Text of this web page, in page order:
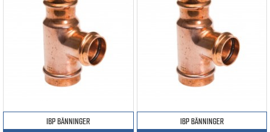
IBP BÄNNINGER IBP BÄNNINGER